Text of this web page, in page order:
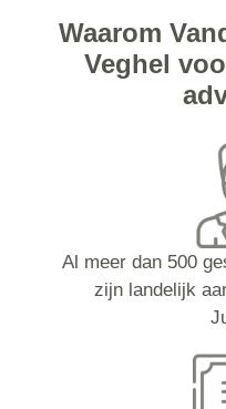
Waarom
Veghel
Al meer dan 500
zijn landelijk